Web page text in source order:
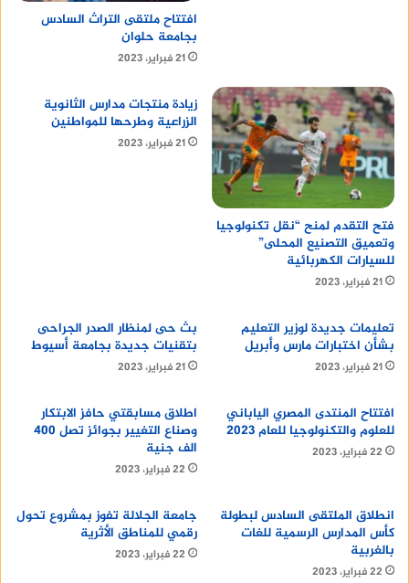
العاملين في وزارة التربية والتعليم وزملائه المعلمين
لجهودهم الكبيرة خلال العام الدراسي.
بيوتي سنتر
افتتاح ملتقى التراث السادس
بجامعة حلوان
21 فبراير، 2023
فتح التقدم لمنح “نقل تكنولوجيا
وتعميق التصنيع المحلى”
للسيارات الكهربائية
21 فبراير، 2023
زيادة منتجات مدارس الثانوية
الزراعية وطرحها للمواطنين
21 فبراير، 2023
تعليمات جديدة لوزير التعليم
بشأن اختبارات مارس وأبريل
21 فبراير، 2023
بث حى لمنظار الصدر الجراحى
بتقنيات جديدة بجامعة أسيوط
21 فبراير، 2023
افتتاح المنتدى المصري الياباني
للعلوم والتكنولوجيا للعام 2023
22 فبراير، 2023
اطلاق مسابقتي حافز الابتكار
وصناع التغيير بجوائز تصل 400
الف جنية
22 فبراير، 2023
انطلاق الملتقى السادس لبطولة
كأس المدارس الرسمية للغات
بالغربية
22 فبراير، 2023
جامعة الجلالة تفوز بمشروع تحول
رقمي للمناطق الأثرية
22 فبراير، 2023